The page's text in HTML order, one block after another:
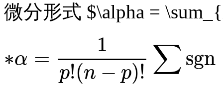
微分形式 $\alpha =
∗α =
1
p!(n − p)! ∑ sgn